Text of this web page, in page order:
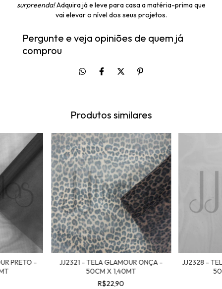
surpreenda!Adquira já e leve para casa a matéria-prima que
vai elevar o nível dos seus projetos.
Pergunte e veja opiniões de quem já
comprou
Produtos similares
PRETO -
JJ2321 - TELA GLAMOUR ONÇA -
50CM X 1,40MT
R$22,90
JJ2328 -